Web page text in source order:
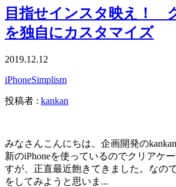
目指せインスタ映え！
を独自にカスタマイズ
2019.12.12
iPhoneSimplism
投稿者 : kankan
みなさんこんにちは。企画開発の
新のiPhoneを使っているのでクリアケ
すが、正直最近飽きてきました。なの
をしてみようと思いま...